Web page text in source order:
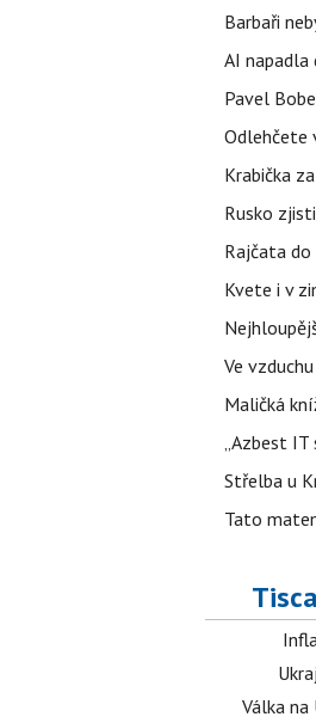
Barbaři
AI
Pavel
Odlehčete
Krabička
Rusko
Rajčata
Kvete i v
Ve
Maličká
„Azbest IT
Střelba u
Tato
Válka na